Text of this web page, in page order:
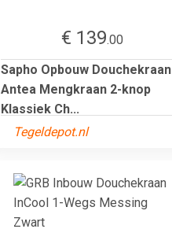
€ 139.00
Sapho Opbouw Douchekraan
Antea Mengkraan 2-knop
Klassiek Ch...
Tegeldepot.nl